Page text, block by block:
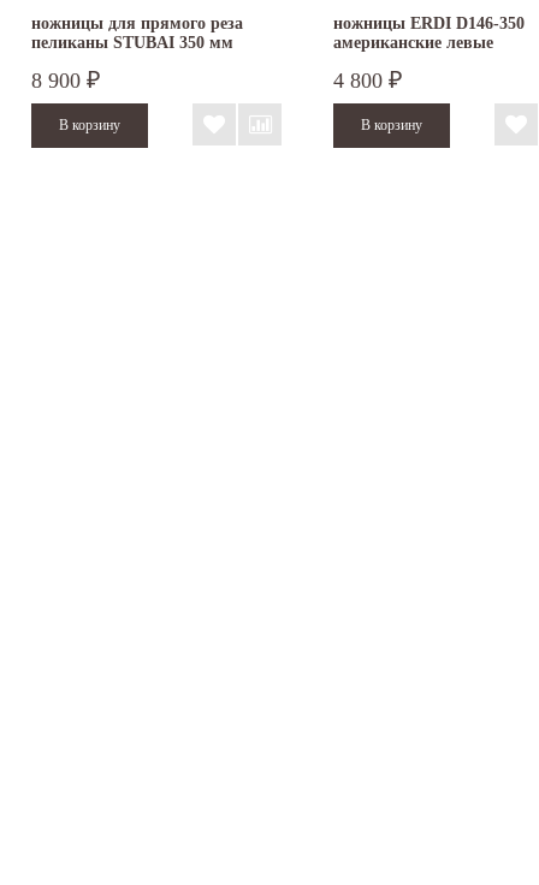
ножницы для прямого реза
пеликаны STUBAI 350 мм
8 900 ₽
ножницы ERDI D146-350
американские левые
4 800 ₽